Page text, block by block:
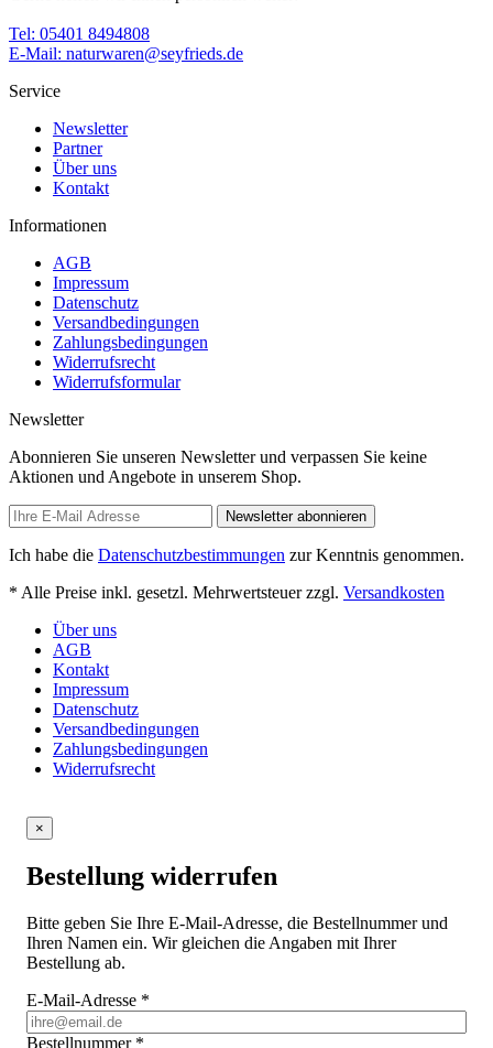
Tel: 05401 8494808
E-Mail: naturwaren@seyfrieds.de
Service
Newsletter
Partner
Über uns
Kontakt
Informationen
AGB
Impressum
Datenschutz
Versandbedingungen
Zahlungsbedingungen
Widerrufsrecht
Widerrufsformular
Newsletter
Abonnieren Sie unseren Newsletter und verpassen Sie keine
Aktionen und Angebote in unserem Shop.
Newsletter abonnieren
Ich habe die Datenschutzbestimmungen zur Kenntnis genommen.
* Alle Preise inkl. gesetzl. Mehrwertsteuer zzgl. Versandkosten
Über uns
AGB
Kontakt
Impressum
Datenschutz
Versandbedingungen
Zahlungsbedingungen
Widerrufsrecht
×
Bestellung widerrufen
Bitte geben Sie Ihre E-Mail-Adresse, die Bestellnummer und
Ihren Namen ein. Wir gleichen die Angaben mit Ihrer
Bestellung ab.
E-Mail-Adresse *
Bestellnummer *